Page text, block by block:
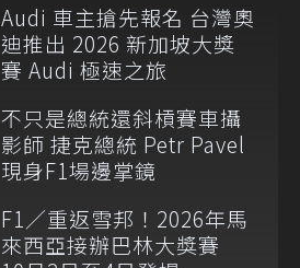
Audi 車主搶先報名 台灣奧
迪推出 2026 新加坡大獎
賽 Audi 極速之旅
不只是總統還斜槓賽車攝
影師 捷克總統 Petr Pavel
現身F1場邊掌鏡
F1／重返雪邦！2026年馬
來西亞接辦巴林大獎賽